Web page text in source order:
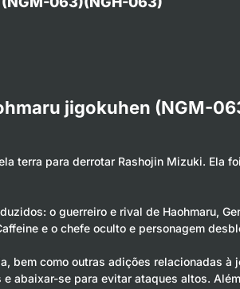
jigokuhen (NGM-
terra para derrotar Rashojin Mizuki. Ela
o guerreiro e rival de Haohmaru,
e o chefe oculto e personagem
bem como outras adições relacionadas
abaixar-se para evitar ataques altos.